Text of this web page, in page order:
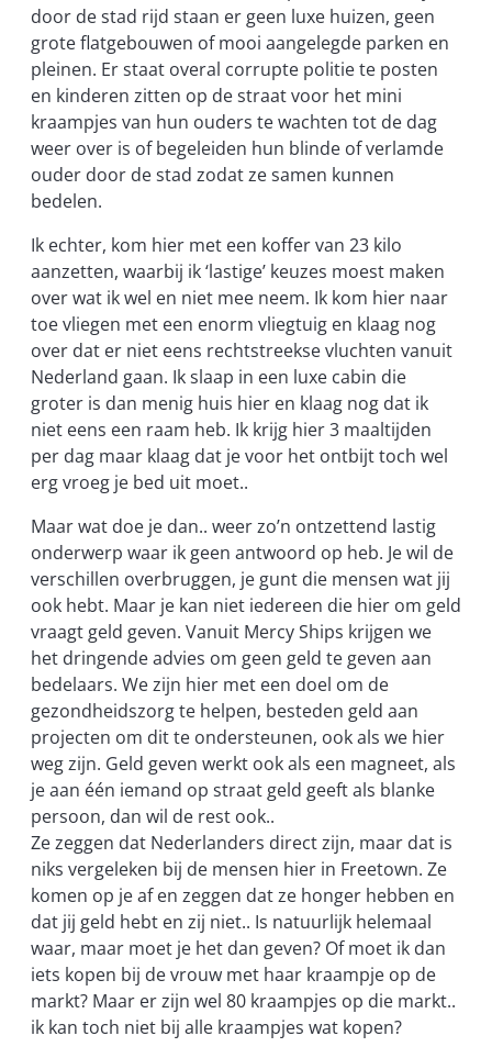
door de stad rijd staan er geen luxe huizen, geen
grote flatgebouwen of mooi aangelegde parken en
pleinen. Er staat overal corrupte politie te posten
en kinderen zitten op de straat voor het mini
kraampjes van hun ouders te wachten tot de dag
weer over is of begeleiden hun blinde of verlamde
ouder door de stad zodat ze samen kunnen
bedelen.
Ik echter, kom hier met een koffer van 23 kilo
aanzetten, waarbij ik ‘lastige’ keuzes moest maken
over wat ik wel en niet mee neem. Ik kom hier naar
toe vliegen met een enorm vliegtuig en klaag nog
over dat er niet eens rechtstreekse vluchten vanuit
Nederland gaan. Ik slaap in een luxe cabin die
groter is dan menig huis hier en klaag nog dat ik
niet eens een raam heb. Ik krijg hier 3 maaltijden
per dag maar klaag dat je voor het ontbijt toch wel
erg vroeg je bed uit moet..
Maar wat doe je dan.. weer zo’n ontzettend lastig
onderwerp waar ik geen antwoord op heb. Je wil de
verschillen overbruggen, je gunt die mensen wat jij
ook hebt. Maar je kan niet iedereen die hier om geld
vraagt geld geven. Vanuit Mercy Ships krijgen we
het dringende advies om geen geld te geven aan
bedelaars. We zijn hier met een doel om de
gezondheidszorg te helpen, besteden geld aan
projecten om dit te ondersteunen, ook als we hier
weg zijn. Geld geven werkt ook als een magneet, als
je aan één iemand op straat geld geeft als blanke
persoon, dan wil de rest ook..
Ze zeggen dat Nederlanders direct zijn, maar dat is
niks vergeleken bij de mensen hier in Freetown. Ze
komen op je af en zeggen dat ze honger hebben en
dat jij geld hebt en zij niet.. Is natuurlijk helemaal
waar, maar moet je het dan geven? Of moet ik dan
iets kopen bij de vrouw met haar kraampje op de
markt? Maar er zijn wel 80 kraampjes op die markt..
ik kan toch niet bij alle kraampjes wat kopen?